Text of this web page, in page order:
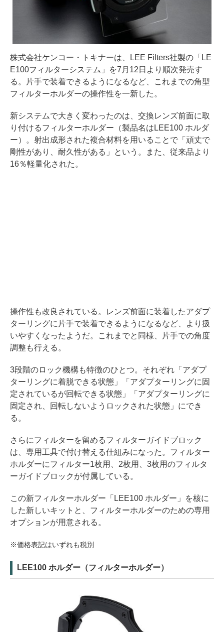
株式会社ケンコー・トキナーは、LEE Filters社製の「LE
E100フィルターシステム」を7月12日より順次発売す
る。片手で装着できるようになるなど、これまでの角型
フィルターホルダーの操作性を一新した。
新システムで大きく変わったのは、交換レンズ前面に取
り付けるフィルターホルダー（製品名はLEE100 ホルダ
ー）。射出成形された複合材料を用いることで「頑丈で
剛性があり、耐久性がある」という。また、従来品より
16％軽量化された。
操作性も改良されている。レンズ前面に装着したアダプ
ターリングに片手で装着できるようになるなど、より扱
いやすくなったようだ。これまでと同様、片手での角度
調整も行える。
3段階のロック機構も特徴のひとつ。それぞれ「アダプ
ターリングに着脱できる状態」「アダプターリングに固
定されているが回転できる状態」「アダプターリングに
固定され、回転しないようロックされた状態」にでき
る。
さらにフィルターを留めるフィルターガイドブロック
は、専用工具で付け替える仕組みになった。フィルター
ホルダーにフィルター1枚用、2枚用、3枚用のフィルタ
ーガイドブロックが付属している。
この新フィルターホルダー「LEE100 ホルダー」を核に
した新しいキットと、フィルターホルダーのための専用
オプションが用意される。
※価格表記はいずれも税別
LEE100 ホルダー（フィルターホルダー）